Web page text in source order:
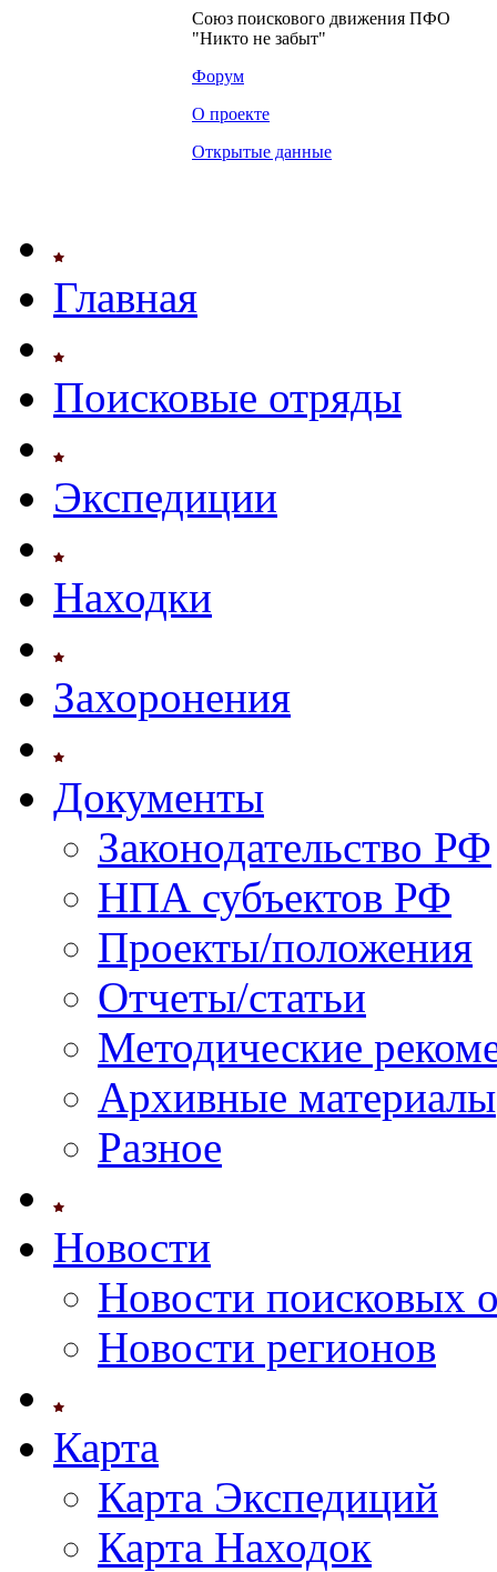
Союз поискового движения ПФО
"Никто не забыт"
Форум
О проекте
Открытые данные
Главная
Поисковые отряды
Экспедиции
Находки
Захоронения
Документы
Законодательство РФ
НПА субъектов РФ
Проекты/положения
Отчеты/статьи
Методические
Архивные материалы
Разное
Новости
Новости поисковых
Новости регионов
Карта
Карта Экспедиций
Карта Находок